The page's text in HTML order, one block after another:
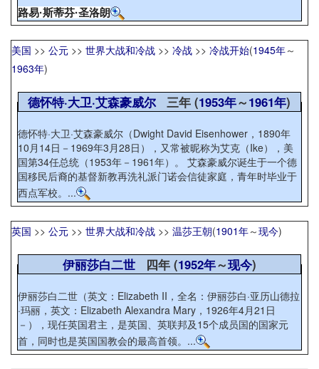
路易·斯蒂芬·圣洛朗
美国 >> 公元 >> 世界大战和冷战 >> 冷战 >> 冷战开始(1945年～
1963年)
德怀特·大卫·艾森豪威尔 三年 (1953年～1961年)
德怀特·大卫·艾森豪威尔（Dwight David Eisenhower，1890年
10月14日－1969年3月28日），又常被昵称为艾克（Ike），美
国第34任总统（1953年－1961年）。 艾森豪威尔诞生于一个德
国移民后裔的基督新教再洗礼派门诺会信徒家庭，青年时毕业于
西点军校。...
英国 >> 公元 >> 世界大战和冷战 >> 温莎王朝(1901年～现今)
伊丽莎白二世四年 (1952年～现今)
伊丽莎白二世（英文：Elizabeth II，全名：伊丽莎白·亚历山德拉
·玛丽，英文：Elizabeth Alexandra Mary，1926年4月21日
－），现任英国君主，是英国、英联邦及15个成员国的国家元
首，同时也是英国国教会的最高首领。...